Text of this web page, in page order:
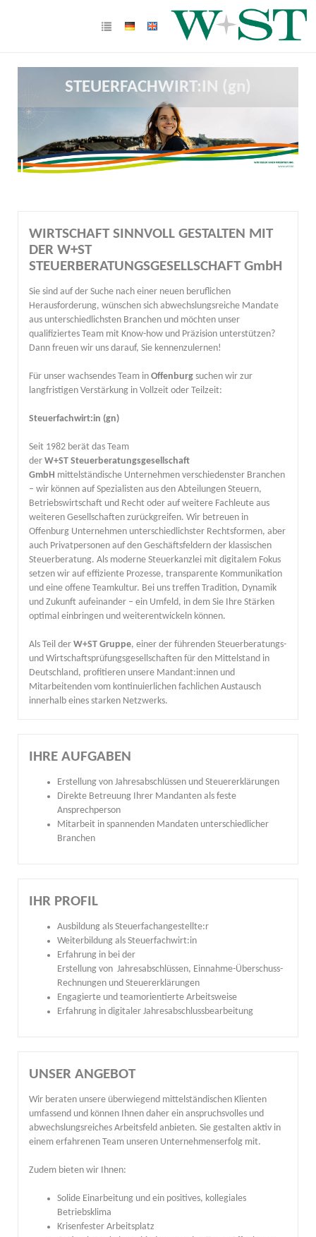
STEUERFACHWIRT:IN (gn)
WIRTSCHAFT SINNVOLL GESTALTEN MIT
DER W+ST
STEUERBERATUNGSGESELLSCHAFT GmbH
Sie sind auf der Suche nach einer neuen beruflichen
Herausforderung, wünschen sich abwechslungsreiche Mandate
aus unterschiedlichsten Branchen und möchten unser
qualifiziertes Team mit Know-how und Präzision unterstützen?
Dann freuen wir uns darauf, Sie kennenzulernen!
Für unser wachsendes Team in Offenburg suchen wir zur
langfristigen Verstärkung in Vollzeit oder Teilzeit:
Steuerfachwirt:in (gn)
Seit 1982 berät das Team
der W+ST Steuerberatungsgesellschaft
GmbH mittelständische Unternehmen verschiedenster Branchen
– wir können auf Spezialisten aus den Abteilungen Steuern,
Betriebswirtschaft und Recht oder auf weitere Fachleute aus
weiteren Gesellschaften zurückgreifen. Wir betreuen in
Offenburg Unternehmen unterschiedlichster Rechtsformen, aber
auch Privatpersonen auf den Geschäftsfeldern der klassischen
Steuerberatung. Als moderne Steuerkanzlei mit digitalem Fokus
setzen wir auf effiziente Prozesse, transparente Kommunikation
und eine offene Teamkultur. Bei uns treffen Tradition, Dynamik
und Zukunft aufeinander – ein Umfeld, in dem Sie Ihre Stärken
optimal einbringen und weiterentwickeln können.
Als Teil der W+ST Gruppe, einer der führenden Steuerberatungs-
und Wirtschaftsprüfungsgesellschaften für den Mittelstand in
Deutschland, profitieren unsere Mandant:innen und
Mitarbeitenden vom kontinuierlichen fachlichen Austausch
innerhalb eines starken Netzwerks.
IHRE AUFGABEN
Erstellung von Jahresabschlüssen und Steuererklärungen
Direkte Betreuung Ihrer Mandanten als feste
Ansprechperson
Mitarbeit in spannenden Mandaten unterschiedlicher
Branchen
IHR PROFIL
Ausbildung als Steuerfachangestellte:r
Weiterbildung als Steuerfachwirt:in
Erfahrung in bei der
Erstellung von Jahresabschlüssen, Einnahme-Überschuss-
Rechnungen und Steuererklärungen
Engagierte und teamorientierte Arbeitsweise
Erfahrung in digitaler Jahresabschlussbearbeitung
UNSER ANGEBOT
Wir beraten unsere überwiegend mittelständischen Klienten
umfassend und können Ihnen daher ein anspruchsvolles und
abwechslungsreiches Arbeitsfeld anbieten. Sie gestalten aktiv in
einem erfahrenen Team unseren Unternehmenserfolg mit.
Zudem bieten wir Ihnen:
Solide Einarbeitung und ein positives, kollegiales
Betriebsklima
Krisenfester Arbeitsplatz